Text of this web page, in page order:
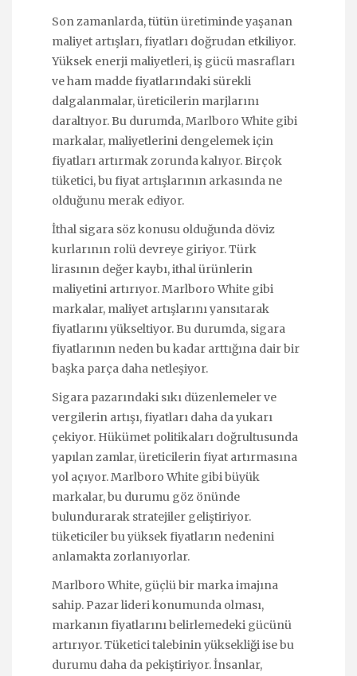
Son zamanlarda, tütün üretiminde yaşanan
maliyet artışları, fiyatları doğrudan etkiliyor.
Yüksek enerji maliyetleri, iş gücü masrafları
ve ham madde fiyatlarındaki sürekli
dalgalanmalar, üreticilerin marjlarını
daraltıyor. Bu durumda, Marlboro White gibi
markalar, maliyetlerini dengelemek için
fiyatları artırmak zorunda kalıyor. Birçok
tüketici, bu fiyat artışlarının arkasında ne
olduğunu merak ediyor.
İthal sigara söz konusu olduğunda döviz
kurlarının rolü devreye giriyor. Türk
lirasının değer kaybı, ithal ürünlerin
maliyetini artırıyor. Marlboro White gibi
markalar, maliyet artışlarını yansıtarak
fiyatlarını yükseltiyor. Bu durumda, sigara
fiyatlarının neden bu kadar arttığına dair bir
başka parça daha netleşiyor.
Sigara pazarındaki sıkı düzenlemeler ve
vergilerin artışı, fiyatları daha da yukarı
çekiyor. Hükümet politikaları doğrultusunda
yapılan zamlar, üreticilerin fiyat artırmasına
yol açıyor. Marlboro White gibi büyük
markalar, bu durumu göz önünde
bulundurarak stratejiler geliştiriyor.
tüketiciler bu yüksek fiyatların nedenini
anlamakta zorlanıyorlar.
Marlboro White, güçlü bir marka imajına
sahip. Pazar lideri konumunda olması,
markanın fiyatlarını belirlemedeki gücünü
artırıyor. Tüketici talebinin yüksekliği ise bu
durumu daha da pekiştiriyor. İnsanlar,